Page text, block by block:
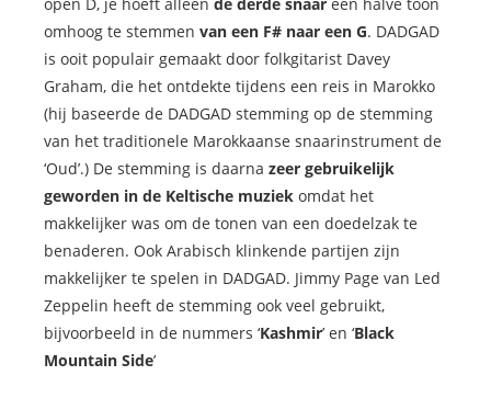
omhoog te stemmen van een F# naar een G. DADGAD
is ooit populair gemaakt door folkgitarist Davey
Graham, die het ontdekte tijdens een reis in Marokko
(hij baseerde de DADGAD stemming op de stemming
van het traditionele Marokkaanse snaarinstrument de
‘Oud’.) De stemming is daarna zeer gebruikelijk
geworden in de Keltische muziek omdat het
makkelijker was om de tonen van een doedelzak te
benaderen. Ook Arabisch klinkende partijen zijn
makkelijker te spelen in DADGAD. Jimmy Page van Led
Zeppelin heeft de stemming ook veel gebruikt,
bijvoorbeeld in de nummers ‘Kashmir’ en ‘Black
Mountain Side’